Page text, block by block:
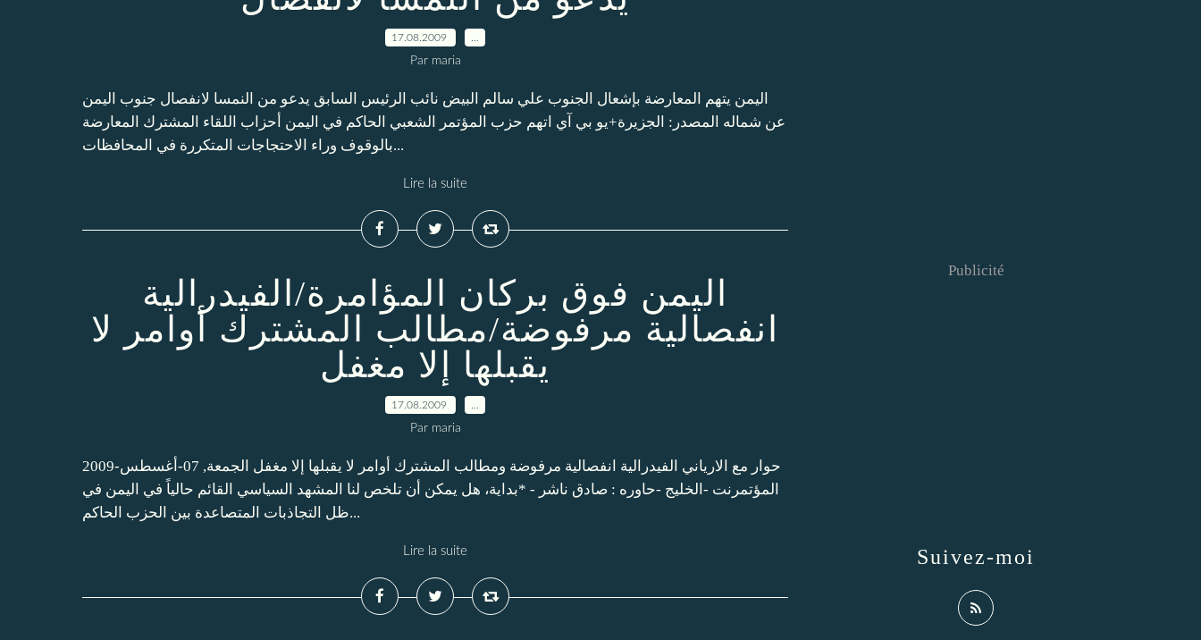
17.08.2009
Par maria
اليمن يتهم المعارضة بإشعال الجنوب علي سالم البيض نائب الرئيس السابق يدعو من النمسا لانفصال جنوب اليمن
عن شماله المصدر: الجزيرة+يو بي آي اتهم حزب المؤتمر الشعبي الحاكم في اليمن أحزاب اللقاء المشترك المعارضة
بالوقوف وراء الاحتجاجات المتكررة في المحافظات...
Lire la suite
اليمن فوق بركان المؤامرة/الفيدرالية
انفصالية مرفوضة/مطالب المشترك أوامر لا
يقبلها إلا مغفل
17.08.2009
Par maria
حوار مع الارياني الفيدرالية انفصالية مرفوضة ومطالب المشترك أوامر لا يقبلها إلا مغفل الجمعة, 07-أغسطس-2009
المؤتمرنت -الخليج -حاوره : صادق ناشر - *بداية، هل يمكن أن تلخص لنا المشهد السياسي القائم حالياً في اليمن في
ظل التجاذبات المتصاعدة بين الحزب الحاكم...
Lire la suite Suivez-moi
Publicité